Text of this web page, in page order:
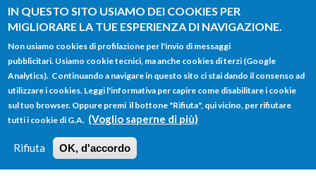
IN QUESTO SITO USIAMO DEI COOKIES PER
MIGLIORARE LA TUE ESPERIENZA DI NAVIGAZIONE.
Non usiamo cookies di profilazione per l'invio di messaggi
pubblicitari. Usiamo cookie tecnici, ma anche cookies di terzi (Google
Analytics). Continuando a navigare in questo sito ci stai dando il consenso ad
utilizzare i cookies. Leggi l'informativa per capire come disabilitare i cookie
sul tuo browser. Oppure premi il bottone "Rifiuta", qui vicino, per rifiutare
tutti i cookie di G.A. (Voglio saperne di più)
Rifiuta OK, d'accordo
Salta al contenuto principale
FORM
DI
RICERCA
Main menu
HOME TUTTI I PROFILI
LOGIN